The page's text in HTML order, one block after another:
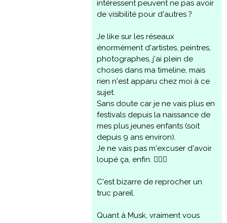
intéressent peuvent ne pas avoir
de visibilité pour d'autres ?
Je like sur les réseaux
énormément d'artistes, peintres,
photographes, j'ai plein de
choses dans ma timeline, mais
rien n'est apparu chez moi à ce
sujet.
Sans doute car je ne vais plus en
festivals depuis la naissance de
mes plus jeunes enfants (soit
depuis 9 ans environ).
Je ne vais pas m'excuser d'avoir
loupé ça, enfin. 🤷🏻‍♀️
C'est bizarre de reprocher un
truc pareil.
Quant à Musk, vraiment vous